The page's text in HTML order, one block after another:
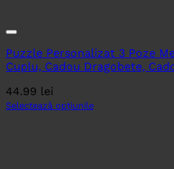
Puzzle Personalizat 3 Poze
Cuplu, Cadou Dragobete,
44.99 lei
Selectează opțiunile